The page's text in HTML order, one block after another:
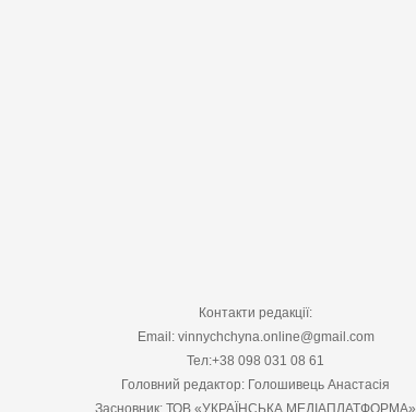
Контакти редакції:
Email: vinnychchyna.online@gmail.com
Тел:+38 098 031 08 61
Головний редактор: Голошивець Анастасія
Засновник: ТОВ «УКРАЇНСЬКА МЕДІАПЛАТФОРМА»